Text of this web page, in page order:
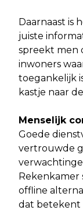
Daarnaast is
juiste
spreekt men
inwoners
toegankelijk
kastje naar
Menselijk
Goede
vertrouwde
Rekenkamer
offline
dat betekent